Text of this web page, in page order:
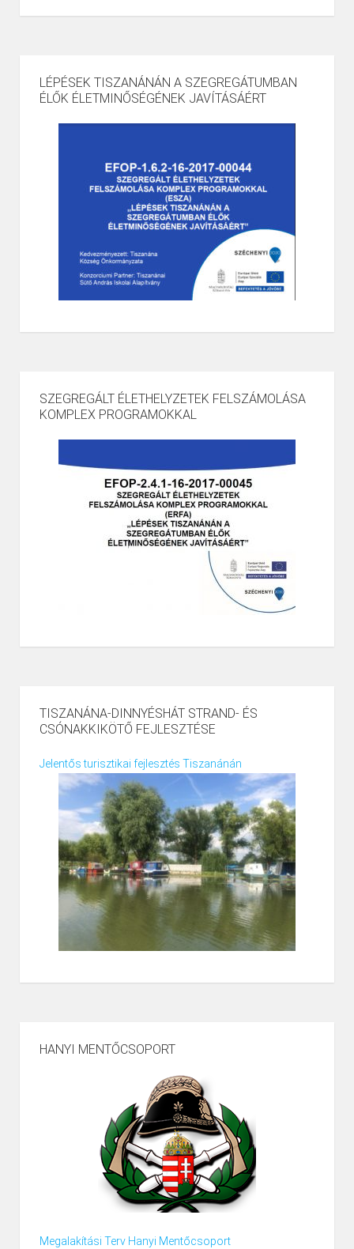
LÉPÉSEK TISZANÁNÁN A SZEGREGÁTUMBAN
ÉLŐK ÉLETMINŐSÉGÉNEK JAVÍTÁSÁÉRT
SZEGREGÁLT ÉLETHELYZETEK FELSZÁMOLÁSA
KOMPLEX PROGRAMOKKAL
TISZANÁNA-DINNYÉSHÁT STRAND- ÉS
CSÓNAKKIKÖTŐ FEJLESZTÉSE
Jelentős turisztikai fejlesztés Tiszanánán
HANYI MENTŐCSOPORT
Megalakítási Terv Hanyi Mentőcsoport